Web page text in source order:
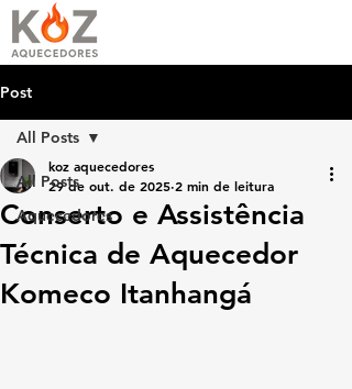
Post
All Posts
Aquecedores
All Posts
Conserto e Assistência
Técnica de Aquecedor
Komeco Itanhangá
koz aquecedores
29 de out. de 2025 2 min de leitura